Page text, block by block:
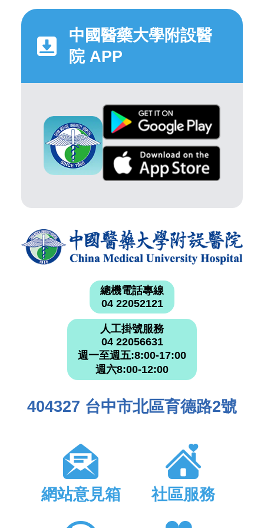
中國醫藥大學附設醫
院 APP
總機電話專線
04 22052121
人工掛號服務
04 22056631
週一至週五:8:00-17:00
週六8:00-12:00
404327 台中市北區育德路2號
網站意見箱 社區服務